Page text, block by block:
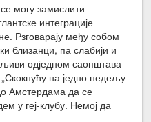
могу замислити
интеграције
Рзговарају међу собом
близанци, па слабији и
одједном саопштава
на једно недељу
Амстердама да се
у геј-клубу. Немој да